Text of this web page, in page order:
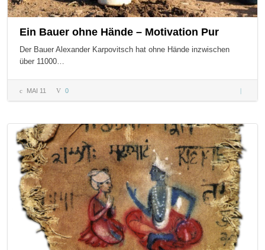
Ein Bauer ohne Hände – Motivation Pur
Der Bauer Alexander Karpovitsch hat ohne Hände inzwischen
über 11000…
MAI 11 0
ohne
Pur